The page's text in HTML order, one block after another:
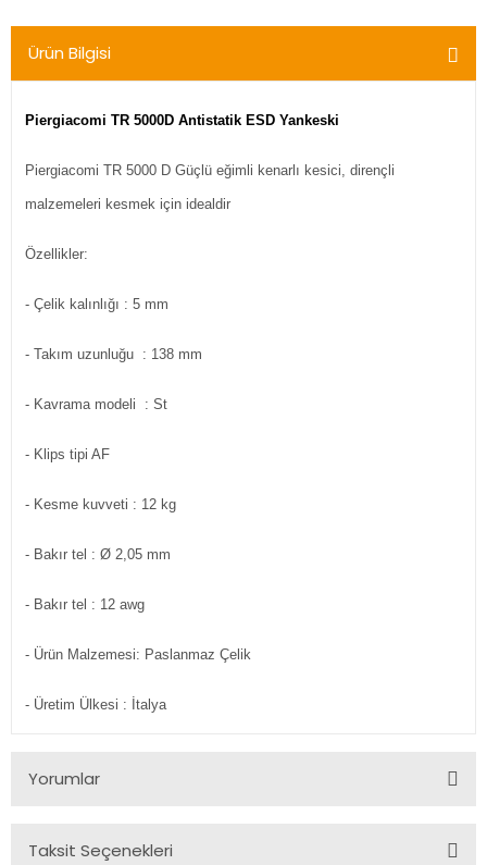
Ürün Bilgisi
Piergiacomi TR 5000D Antistatik ESD Yankeski
Piergiacomi TR 5000 D Güçlü eğimli kenarlı kesici, dirençli
malzemeleri kesmek için idealdir
Özellikler:
- Çelik kalınlığı : 5 mm
- Takım uzunluğu : 138 mm
- Kavrama modeli : St
- Klips tipi AF
- Kesme kuvveti : 12 kg
- Bakır tel : Ø 2,05 mm
- Bakır tel : 12 awg
- Ürün Malzemesi: Paslanmaz Çelik
- Üretim Ülkesi : İtalya
Yorumlar
Taksit Seçenekleri